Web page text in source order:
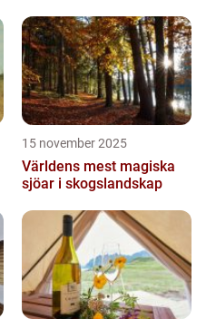
15 november 2025
Världens mest magiska
sjöar i skogslandskap